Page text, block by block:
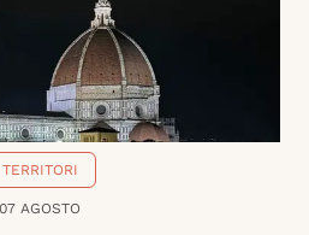
TERRITORI
07 AGOSTO